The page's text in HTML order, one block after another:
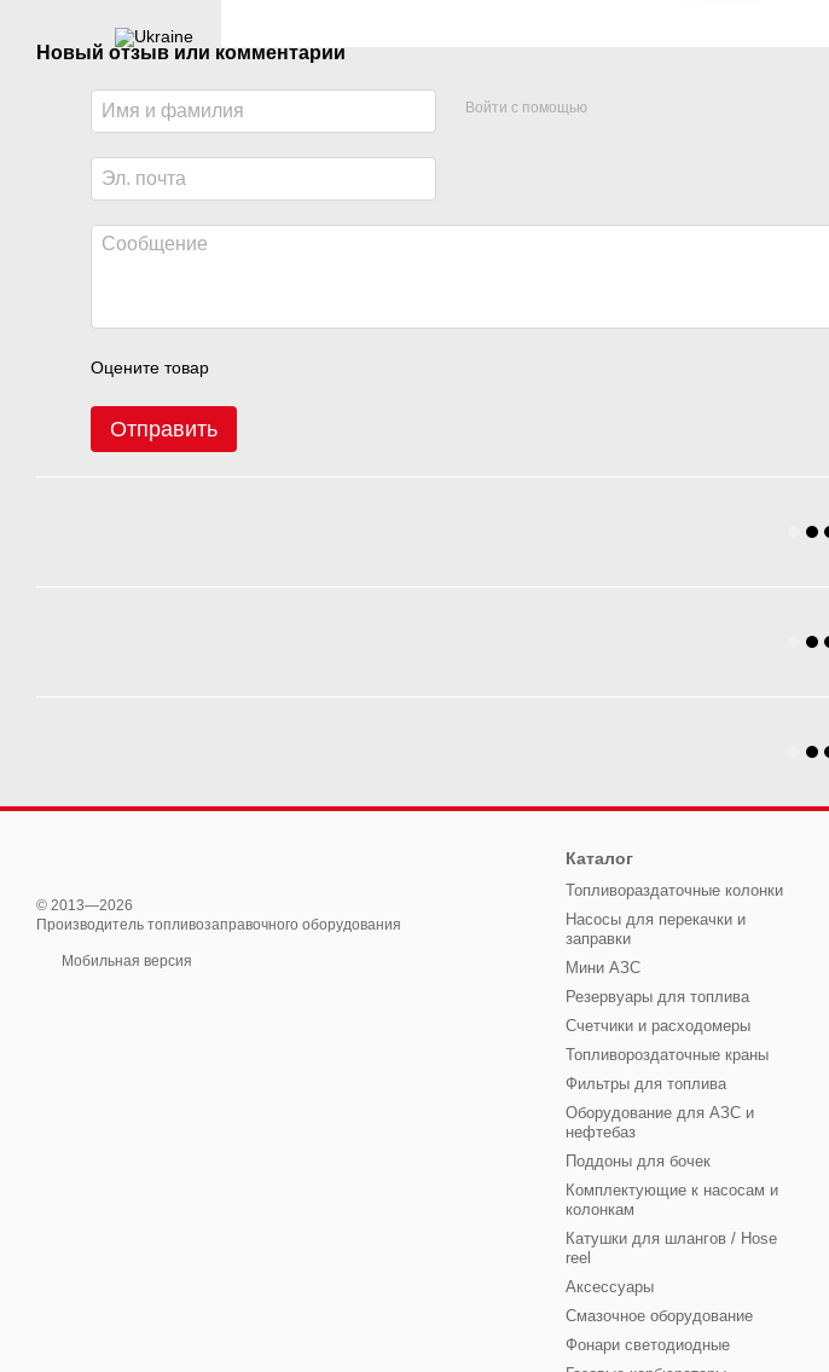
Новый отзыв или комментарий
Войти с помощью
Оцените товар
Отправить
© 2013—2026
Производитель топливозаправочного оборудования
Мобильная версия
Каталог
Топливораздаточные колонки
Насосы для перекачки и
заправки
Мини АЗС
Резервуары для топлива
Счетчики и расходомеры
Топливороздаточные краны
Фильтры для топлива
Оборудование для АЗС и
нефтебаз
Поддоны для бочек
Комплектующие к насосам и
колонкам
Катушки для шлангов / Hose
reel
Аксессуары
Смазочное оборудование
Фонари светодиодные